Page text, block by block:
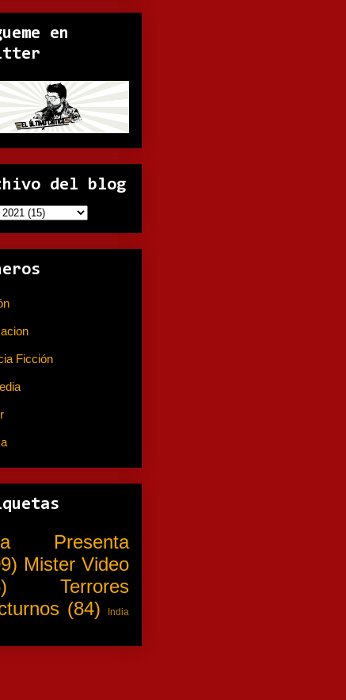
en
del blog
Ficción
Presenta
Mister Video
Terrores
(84)
India